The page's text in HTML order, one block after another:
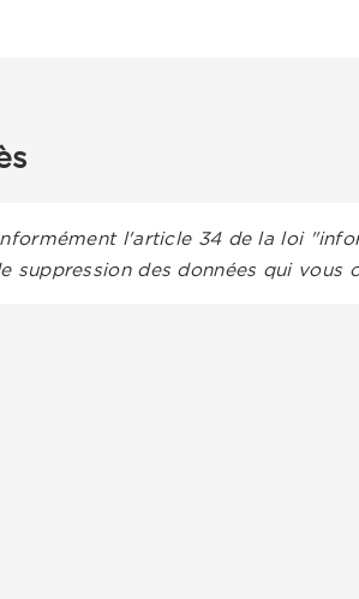
l'article 34 de la loi
suppression des données qui vous